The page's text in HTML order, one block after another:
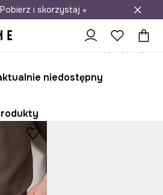
dostawa do salonów
i skorzystaj »
niedostępny